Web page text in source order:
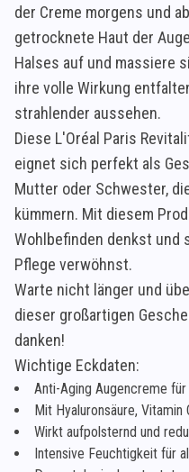
der Creme morgens und
getrocknete Haut der
Halses auf und massiere
ihre volle Wirkung
strahlender aussehen.
Diese L'Oréal Paris
eignet sich perfekt als
Mutter oder Schwester,
kümmern. Mit diesem
Wohlbefinden denkst und
Pflege verwöhnst.
Warte nicht länger und
dieser großartigen
danken!
Wichtige Eckdaten:
Anti-Aging Augencreme
Mit Hyaluronsäure, Vitamin
Wirkt aufpolsternd und
Intensive Feuchtigkeit für